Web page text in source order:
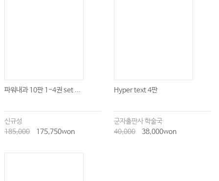
파워내과 10판 1-4권 set ...
신규성
185,000
175,750won
Hyper text 4판
군자출판사 학술국
40,000
38,000won